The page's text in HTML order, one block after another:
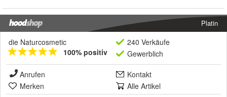
Platin
die Naturcosmetic
100% positiv
240 Verkäufe
Gewerblich
Anrufen
Kontakt
Merken
Alle Artikel